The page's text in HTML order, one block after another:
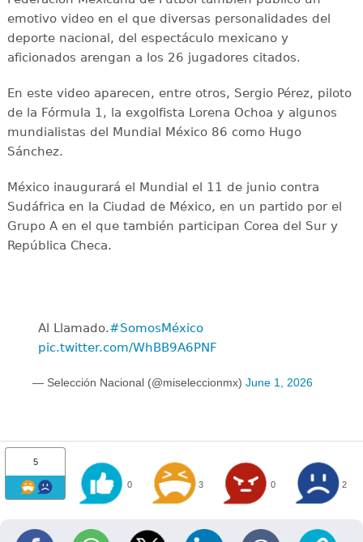
emotivo video en el que diversas personalidades del
deporte nacional, del espectáculo mexicano y
aficionados arengan a los 26 jugadores citados.
En este video aparecen, entre otros, Sergio Pérez, piloto
de la Fórmula 1, la exgolfista Lorena Ochoa y algunos
mundialistas del Mundial México 86 como Hugo
Sánchez.
México inaugurará el Mundial el 11 de junio contra
Sudáfrica en la Ciudad de México, en un partido por el
Grupo A en el que también participan Corea del Sur y
República Checa.
Al Llamado.#SomosMéxico
pic.twitter.com/WhBB9A6PNF
— Selección Nacional (@miseleccionmx) June 1, 2026
5
0 3 0 2